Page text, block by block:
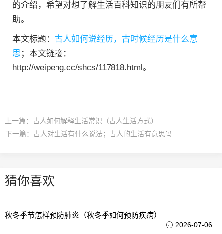
的介绍，希望对想了解生活百科知识的朋友们有所帮
助。
本文标题： 古人如何说经历，古时候经历是什么意
思 ；本文链接：
http://weipeng.cc/shcs/117818.html。
上一篇： 古人如何解释生活常识（古人生活方式）
下一篇： 古人对生活有什么说法；古人的生活有意思吗
猜你喜欢
秋冬季节怎样预防肺炎（秋冬季如何预防疾病）
2026-07-06